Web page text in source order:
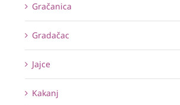
Gračanica
Gradačac
Jajce
Kakanj